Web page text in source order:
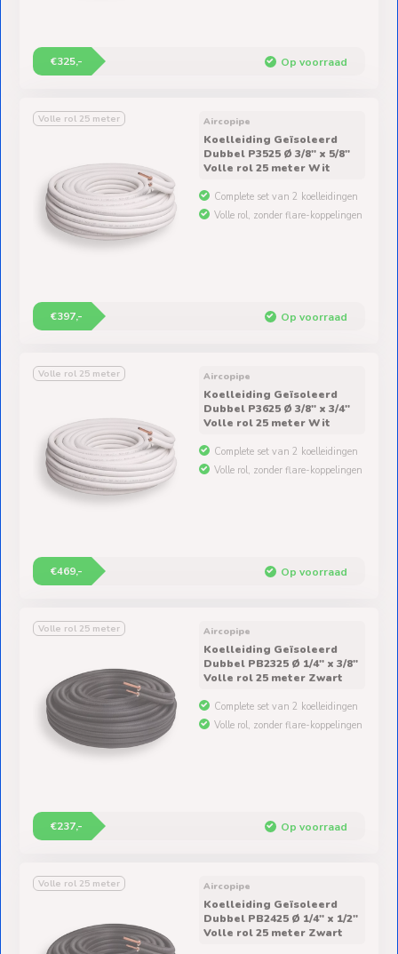
€325,- Op voorraad
Volle rol 25 meter Aircopipe
Koelleiding Geïsoleerd
Dubbel P3525 Ø 3/8" x 5/8"
Volle rol 25 meter Wit
Complete set van 2 koelleidingen
Volle rol, zonder flare-koppelingen
€397,- Op voorraad
Volle rol 25 meter Aircopipe
Koelleiding Geïsoleerd
Dubbel P3625 Ø 3/8" x 3/4"
Volle rol 25 meter Wit
Complete set van 2 koelleidingen
Volle rol, zonder flare-koppelingen
€469,- Op voorraad
Volle rol 25 meter Aircopipe
Koelleiding Geïsoleerd
Dubbel PB2325 Ø 1/4" x 3/8"
Volle rol 25 meter Zwart
Complete set van 2 koelleidingen
Volle rol, zonder flare-koppelingen
€237,- Op voorraad
Volle rol 25 meter Aircopipe
Koelleiding Geïsoleerd
Dubbel PB2425 Ø 1/4" x 1/2"
Volle rol 25 meter Zwart